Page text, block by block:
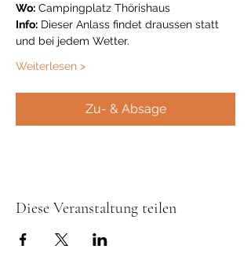
Wo: Campingplatz Thörishaus
Info: Dieser Anlass findet draussen statt
und bei jedem Wetter.
Weiterlesen >
Zu- & Absage
Diese Veranstaltung teilen